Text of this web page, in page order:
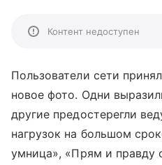
Контент недоступен
Пользователи сети
новое фото. Одни
другие предостерегли
нагрузок на большом
умница», «Прям и правду